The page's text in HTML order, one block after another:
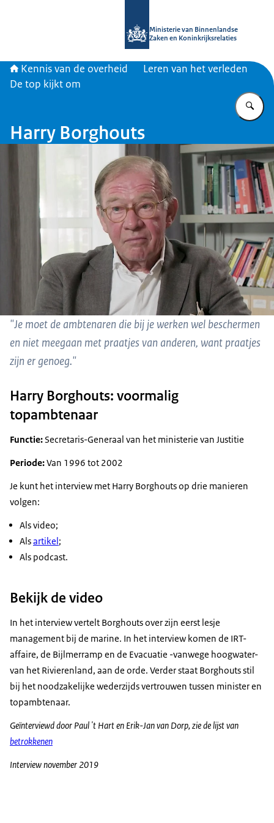
Ministerie van Binnenlandse
Zaken en Koninkrijksrelaties
Kennis van de overheid
Leren van het verleden
De top kijkt om
Harry Borghouts
"Je moet de ambtenaren die bij je werken wel beschermen
en niet meegaan met praatjes van anderen, want praatjes
zijn er genoeg."
Harry Borghouts: voormalig
topambtenaar
Functie:Secretaris-Generaal van het ministerie van Justitie
Periode:Van 1996 tot 2002
Je kunt het interview met Harry Borghouts op drie manieren
volgen:
Als video;
Alsartikel ;
Als podcast.
Bekijk de video
In het interview vertelt Borghouts over zijn eerst lesje
management bij de marine. In het interview komen de IRT-
affaire, de Bijlmerramp en de Evacuatie -vanwege hoogwater-
van het Rivierenland, aan de orde. Verder staat Borghouts stil
bij het noodzakelijke wederzijds vertrouwen tussen minister en
topambtenaar.
Geïnterviewd door Paul 't Hart en Erik-Jan van Dorp, zie de lijst van
betrokkenen
Interview november 2019